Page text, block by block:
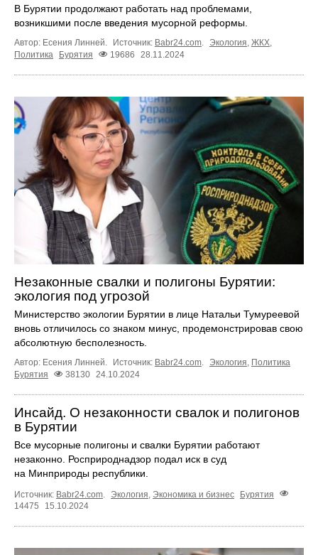
В Бурятии продолжают работать над проблемами,
возникшими после введения мусорной реформы.
Автор: Есения Линней. Источник: Babr24.com Экология ЖКХ
Политика
Бурятия 19686 28.11.2024
Незаконные свалки и полигоны Бурятии:
экология под угрозой
Министерство экологии Бурятии в лице Натальи Тумуреевой
вновь отличилось со знаком минус, продемонстрировав свою
абсолютную бесполезность.
Автор: Есения Линней. Источник: Babr24.com. Экология, Политика
Бурятия
38130 24.10.2024
Инсайд. О незаконности свалок и полигонов
в Бурятии
Все мусорные полигоны и свалки Бурятии работают
незаконно. Росприроднадзор подал иск в суд
на Минприроды республики.
Источник: Babr24.com Экология Экономика и бизнес
Бурятия
14475
15.10.2024